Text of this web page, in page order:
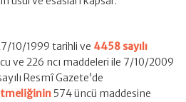
10/1999 tarihli ve 4458 sayılı
ve 226 ncı maddeleri ile 7/10/2009
Resmî Gazete’de
574 üncü maddesine